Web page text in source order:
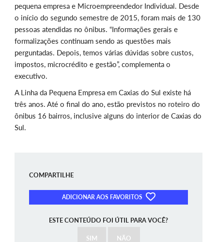
pequena empresa e Microempreendedor Individual. Desde
o início do segundo semestre de 2015, foram mais de 130
pessoas atendidas no ônibus. “Informações gerais e
formalizações continuam sendo as questões mais
perguntadas. Depois, temos várias dúvidas sobre custos,
impostos, microcrédito e gestão”, complementa o
executivo.
A Linha da Pequena Empresa em Caxias do Sul existe há
três anos. Até o final do ano, estão previstos no roteiro do
ônibus 16 bairros, inclusive alguns do interior de Caxias do
Sul.
COMPARTILHE
ADICIONAR AOS FAVORITOS
ESTE CONTEÚDO FOI ÚTIL PARA VOCÊ?
SIM NÃO